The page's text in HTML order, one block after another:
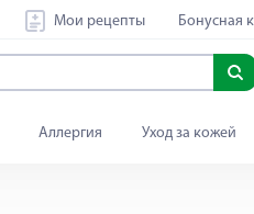
Мои рецепты Бонусная
Аллергия Уход за кожей